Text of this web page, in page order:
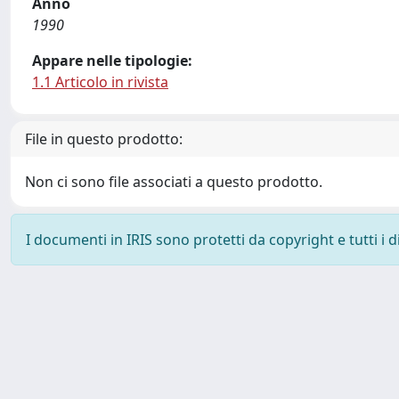
1990
Appare nelle tipologie:
1.1 Articolo in rivista
File in questo prodotto:
Non ci sono file associati a questo prodotto.
I documenti in IRIS sono protetti da copyright e tutti i